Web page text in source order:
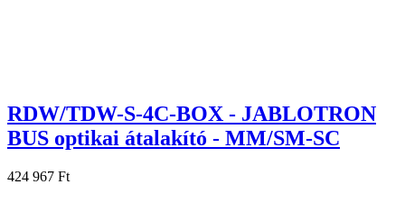
RDW/TDW-S-4C-BOX - JABLOTRON
BUS optikai átalakító - MM/SM-SC
424 967 Ft